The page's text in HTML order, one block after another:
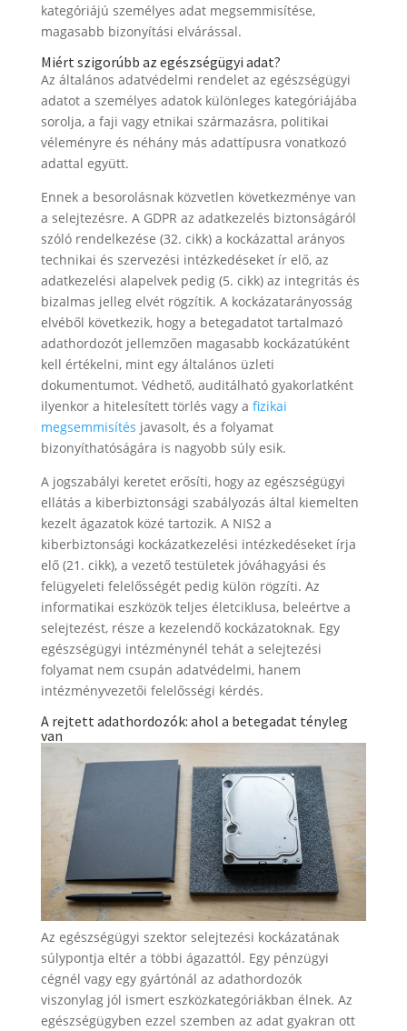
kategóriájú személyes adat megsemmisítése,
magasabb bizonyítási elvárással.
Miért szigorúbb az egészségügyi adat?
Az általános adatvédelmi rendelet az egészségügyi
adatot a személyes adatok különleges kategóriájába
sorolja, a faji vagy etnikai származásra, politikai
véleményre és néhány más adattípusra vonatkozó
adattal együtt.
Ennek a besorolásnak közvetlen következménye van
a selejtezésre. A GDPR az adatkezelés biztonságáról
szóló rendelkezése (32. cikk) a kockázattal arányos
technikai és szervezési intézkedéseket ír elő, az
adatkezelési alapelvek pedig (5. cikk) az integritás és
bizalmas jelleg elvét rögzítik. A kockázatarányosság
elvéből következik, hogy a betegadatot tartalmazó
adathordozót jellemzően magasabb kockázatúként
kell értékelni, mint egy általános üzleti
dokumentumot. Védhető, auditálható gyakorlatként
ilyenkor a hitelesített törlés vagy a fizikai
megsemmisítés javasolt, és a folyamat
bizonyíthatóságára is nagyobb súly esik.
A jogszabályi keretet erősíti, hogy az egészségügyi
ellátás a kiberbiztonsági szabályozás által kiemelten
kezelt ágazatok közé tartozik. A NIS2 a
kiberbiztonsági kockázatkezelési intézkedéseket írja
elő (21. cikk), a vezető testületek jóváhagyási és
felügyeleti felelősségét pedig külön rögzíti. Az
informatikai eszközök teljes életciklusa, beleértve a
selejtezést, része a kezelendő kockázatoknak. Egy
egészségügyi intézménynél tehát a selejtezési
folyamat nem csupán adatvédelmi, hanem
intézményvezetői felelősségi kérdés.
A rejtett adathordozók: ahol a betegadat tényleg
van
Az egészségügyi szektor selejtezési kockázatának
súlypontja eltér a többi ágazattól. Egy pénzügyi
cégnél vagy egy gyártónál az adathordozók
viszonylag jól ismert eszközkategóriákban élnek. Az
egészségügyben ezzel szemben az adat gyakran ott